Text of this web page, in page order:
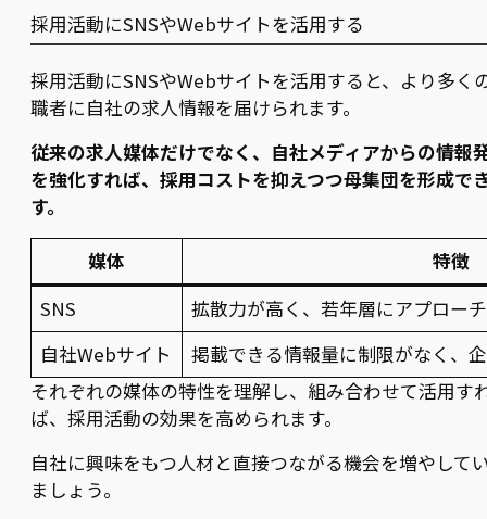
採用活動にSNSやWebサイトを活用する
採用活動にSNSやWebサイトを活用すると、より多く
職者に自社の求人情報を届けられます。
従来の求人媒体だけでなく、自社メディアからの情報
を強化すれば、採用コストを抑えつつ母集団を形成で
す。
媒体
特徴
SNS
拡散力が高く、若年層にアプロー
自社Webサイト
掲載できる情報量に制限がなく、
それぞれの媒体の特性を理解し、組み合わせて活用す
ば、採用活動の効果を高められます。
自社に興味をもつ人材と直接つながる機会を増やして
ましょう。